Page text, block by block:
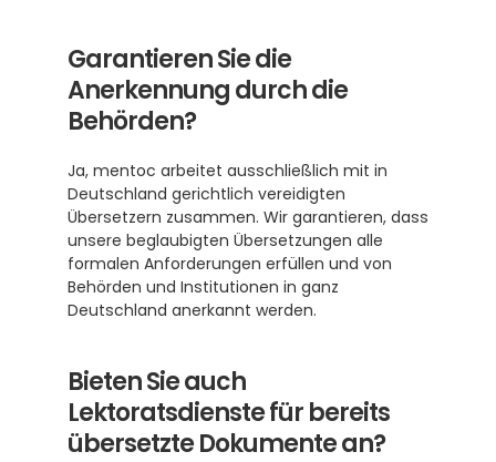
Garantieren Sie die
Anerkennung durch die
Behörden?
Ja, mentoc arbeitet ausschließlich mit in
Deutschland gerichtlich vereidigten
Übersetzern zusammen. Wir garantieren, dass
unsere beglaubigten Übersetzungen alle
formalen Anforderungen erfüllen und von
Behörden und Institutionen in ganz
Deutschland anerkannt werden.
Bieten Sie auch
Lektoratsdienste für bereits
übersetzte Dokumente an?